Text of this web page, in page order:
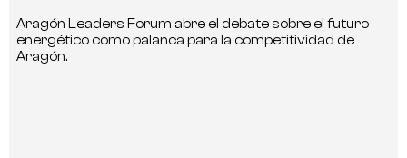
Aragón Leaders Forum abre el debate sobre el futuro
energético como palanca para la competitividad de
Aragón.